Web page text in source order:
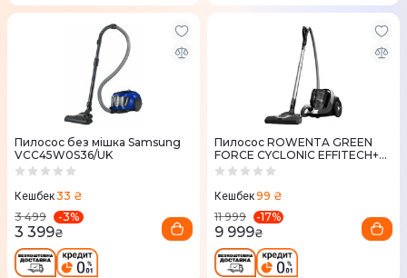
Пилосос без мішка Samsung
VCC45W0S36/UK
Кешбек33 ₴
3 499
-3%
3 399₴
Пилосос ROWENTA GREEN
FORCE CYCLONIC EFFITECH+
RO7C66EA
Кешбек99 ₴
11 999
-17%
9 999₴